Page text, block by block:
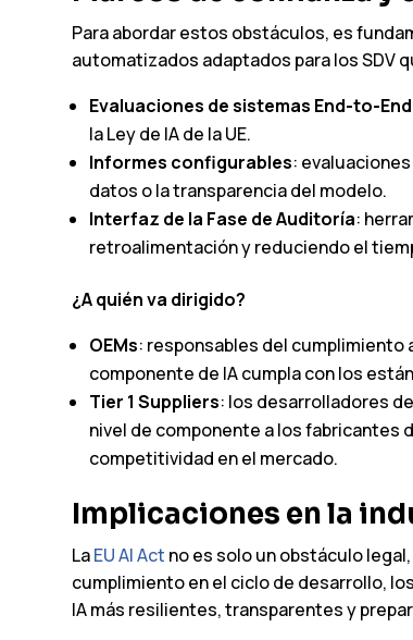
Para abordar estos obstáculos, es
automatizados adaptados para los SDV
Evaluaciones de sistemas End-to-End
la Ley de IA de la UE.
Informes configurables:
datos o la transparencia del modelo.
Interfaz de la Fase de Auditoría:
retroalimentación y reduciendo el
¿A quién va dirigido?
OEMs: responsables del cumplimiento
componente de IA cumpla con los
Tier 1 Suppliers: los desarrolladores
nivel de componente a los fabricantes
competitividad en el mercado.
Implicaciones en la
LaEU AI Act no es solo un obstáculo
cumplimiento en el ciclo de desarrollo,
IA más resilientes, transparentes y